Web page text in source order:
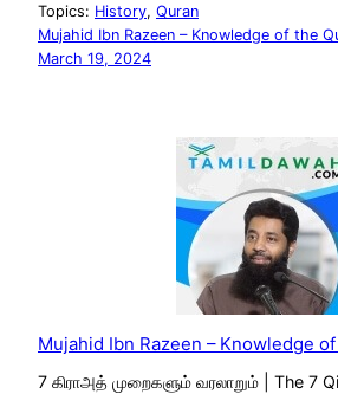
Topics: History, Quran
Mujahid Ibn Razeen – Knowledge of the
March 19, 2024
Mujahid Ibn Razeen – Knowledge
7 கிராஅத் முறைகளும் வரலாறும் | The 7